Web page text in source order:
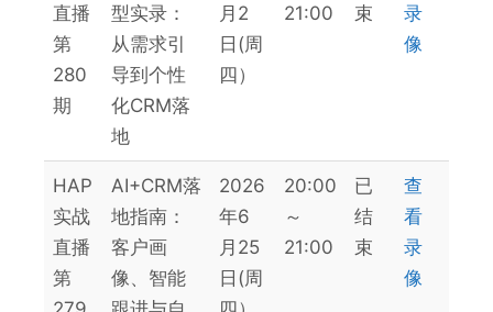
直播
第
280
期
型实录：
从需求引
导到个性
化CRM落
地
月2
日(周
四）
21:00
束
录
像
HAP
实战
直播
第
AI+CRM落
地指南：
客户画
像、智能
2026
年6
月25
日(周
20:00
～
21:00
已
结
束
查
看
录
像